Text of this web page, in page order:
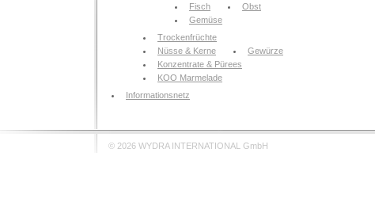
Fisch
Obst
Gemüse
Trockenfrüchte
Nüsse & Kerne
Gewürze
Konzentrate & Pürees
KOO Marmelade
Informationsnetz
© 2026 WYDRA INTERNATIONAL GmbH